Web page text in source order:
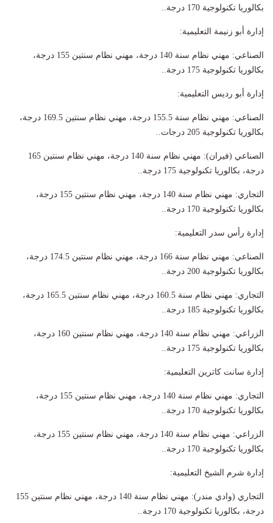
بكالوريا تكنولوجية 170 درجة..
إدارة أبو زنيمة التعليمية:
الصناعي: مهني نظام سنة 140 درجة، مهني نظام سنتين 155 درجة،
بكالوريا تكنولوجية 175 درجة..
إدارة أبو رديس التعليمية:
الصناعي: مهني نظام سنة 155.5 درجة، مهني نظام سنتين 169.5 درجة،
بكالوريا تكنولوجية 205 درجات..
الصناعي (فيران): مهني نظام سنة 140 درجة، مهني نظام سنتين 165
درجة، بكالوريا تكنولوجية 175 درجة..
التجاري: مهني نظام سنة 140 درجة، مهني نظام سنتين 155 درجة،
بكالوريا تكنولوجية 170 درجة..
إدارة رأس سدر التعليمية:
الصناعي: مهني نظام سنة 166 درجة، مهني نظام سنتين 174.5 درجة،
بكالوريا تكنولوجية 200 درجة..
التجاري: مهني نظام سنة 160.5 درجة، مهني نظام سنتين 165.5 درجة،
بكالوريا تكنولوجية 185 درجة..
الزراعي: مهني نظام سنة 140 درجة، مهني نظام سنتين 160 درجة،
بكالوريا تكنولوجية 175 درجة..
إدارة سانت كاترين التعليمية:
التجاري: مهني نظام سنة 140 درجة، مهني نظام سنتين 155 درجة،
بكالوريا تكنولوجية 170 درجة..
الزراعي: مهني نظام سنة 140 درجة، مهني نظام سنتين 155 درجة،
بكالوريا تكنولوجية 170 درجة..
إدارة شرم الشيخ التعليمية:
التجاري (وادي مندر): مهني نظام سنة 140 درجة، مهني نظام سنتين 155
درجة، بكالوريا تكنولوجية 170 درجة..